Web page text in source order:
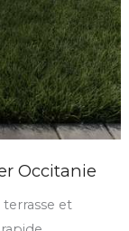
Occitanie
terrasse et